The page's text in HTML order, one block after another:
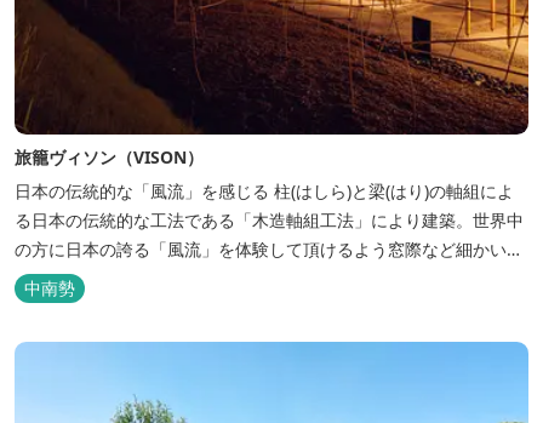
旅籠ヴィソン（VISON）
日本の伝統的な「風流」を感じる 柱(はしら)と梁(はり)の軸組によ
る日本の伝統的な工法である「木造軸組工法」により建築。世界中
の方に日本の誇る「風流」を体験して頂けるよう窓際など細かいデ
ィテールにこだわりました。4棟から成る旅籠棟では各棟1階に入居
するテナントプロデュースにより洗練された世界観を各客室でお楽
しみいただけ...
中南勢